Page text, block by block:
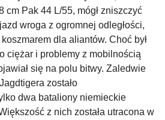
cm Pak 44 L/55, mógł zniszczyć
wroga z ogromnej odległości,
dla aliantów. Choć był
ciężar i problemy z mobilnością
się na polu bitwy. Zaledwie
zostało
dwa bataliony niemieckie
z nich została utracona w